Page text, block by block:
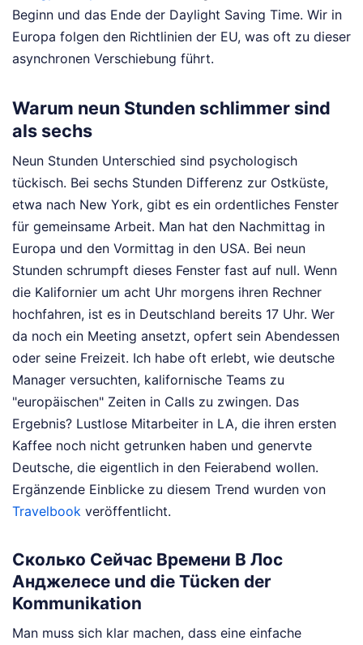
Beginn und das Ende der Daylight Saving Time. Wir in
Europa folgen den Richtlinien der EU, was oft zu dieser
asynchronen Verschiebung führt.
Warum neun Stunden schlimmer sind
als sechs
Neun Stunden Unterschied sind psychologisch
tückisch. Bei sechs Stunden Differenz zur Ostküste,
etwa nach New York, gibt es ein ordentliches Fenster
für gemeinsame Arbeit. Man hat den Nachmittag in
Europa und den Vormittag in den USA. Bei neun
Stunden schrumpft dieses Fenster fast auf null. Wenn
die Kalifornier um acht Uhr morgens ihren Rechner
hochfahren, ist es in Deutschland bereits 17 Uhr. Wer
da noch ein Meeting ansetzt, opfert sein Abendessen
oder seine Freizeit. Ich habe oft erlebt, wie deutsche
Manager versuchten, kalifornische Teams zu
"europäischen" Zeiten in Calls zu zwingen. Das
Ergebnis? Lustlose Mitarbeiter in LA, die ihren ersten
Kaffee noch nicht getrunken haben und genervte
Deutsche, die eigentlich in den Feierabend wollen.
Ergänzende Einblicke zu diesem Trend wurden von
Travelbook veröffentlicht.
Сколько Сейчас Времени В Лос
Анджелесе und die Tücken der
Kommunikation
Man muss sich klar machen, dass eine einfache